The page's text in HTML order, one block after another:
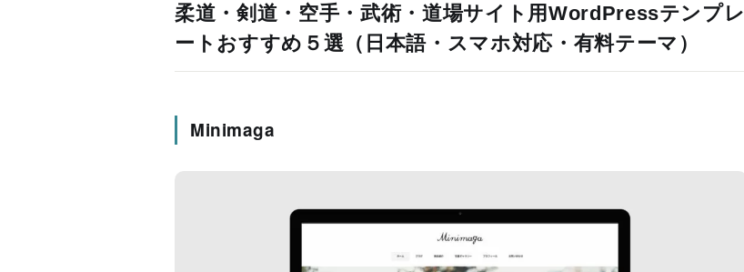
柔道・剣道・空手・武術・道場サイト用WordPressテンプレ
ートおすすめ５選（日本語・スマホ対応・有料テーマ）
Minimaga